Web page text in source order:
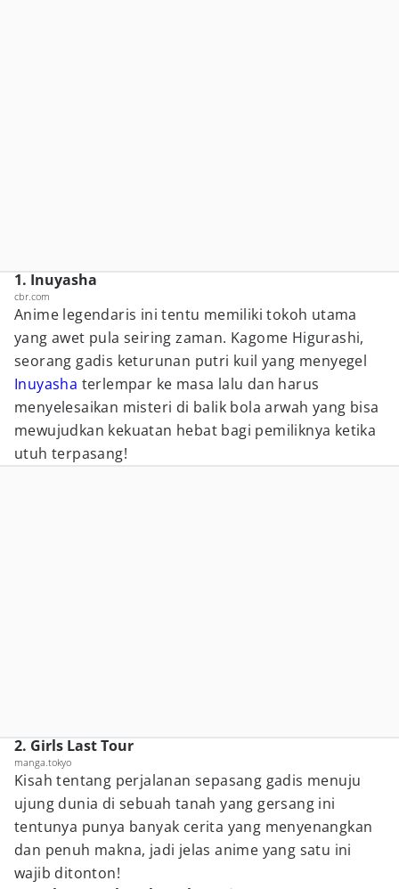
1. Inuyasha
cbr.com
Anime legendaris ini tentu memiliki tokoh utama
yang awet pula seiring zaman. Kagome Higurashi,
seorang gadis keturunan putri kuil yang menyegel
Inuyasha terlempar ke masa lalu dan harus
menyelesaikan misteri di balik bola arwah yang bisa
mewujudkan kekuatan hebat bagi pemiliknya ketika
utuh terpasang!
2. Girls Last Tour
manga.tokyo
Kisah tentang perjalanan sepasang gadis menuju
ujung dunia di sebuah tanah yang gersang ini
tentunya punya banyak cerita yang menyenangkan
dan penuh makna, jadi jelas anime yang satu ini
wajib ditonton!